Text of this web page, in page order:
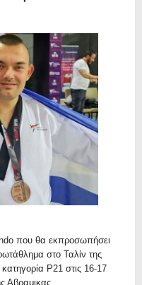
που θα εκπροσωπήσει
στο Ταλίν της
P21 στις 16-17
Αβραμικας.